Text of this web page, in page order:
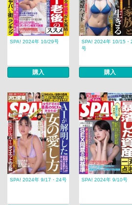
SPA! 2024年 10/29号
購入
SPA! 2024年 10/15・
号
購入
SPA! 2024年 9/17・24号 SPA! 2024年 9/10号